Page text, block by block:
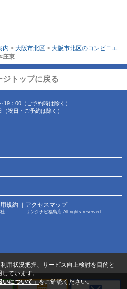
内 > 大阪市北区 > 大阪市北区のコンビニエ
庄東
ジトップに戻る
19：00（ご予約時は除く）
（祝日・ご予約は除く）
規約 ｜ アクセスマップ
会社 リンクナビ福島店 All rights reserved.
用状況把握、サービス向上検討を目的と
しています。
いについて」をご確認ください。